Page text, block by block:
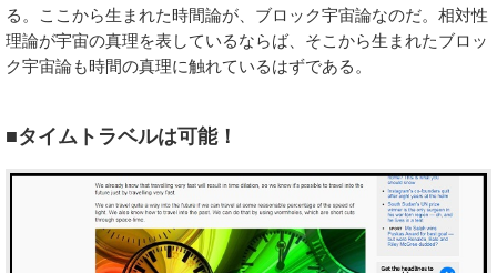
る。ここから生まれた時間論が、ブロック宇宙論なのだ。相対性
理論が宇宙の真理を表しているならば、そこから生まれたブロッ
ク宇宙論も時間の真理に触れているはずである。
■タイムトラベルは可能！